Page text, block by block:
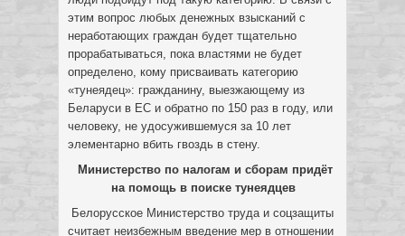
этим вопрос любых денежных взысканий с
неработающих граждан будет тщательно
прорабатываться, пока властями не будет
определено, кому присваивать категорию
«тунеядец»: гражданину, выезжающему из
Беларуси в ЕС и обратно по 150 раз в году, или
человеку, не удосужившемуся за 10 лет
элементарно вбить гвоздь в стену.
Министерство по налогам и сборам придёт
на помощь в поиске тунеядцев
Белорусское Министерство труда и соцзащиты
считает неизбежным введение мер в отношении